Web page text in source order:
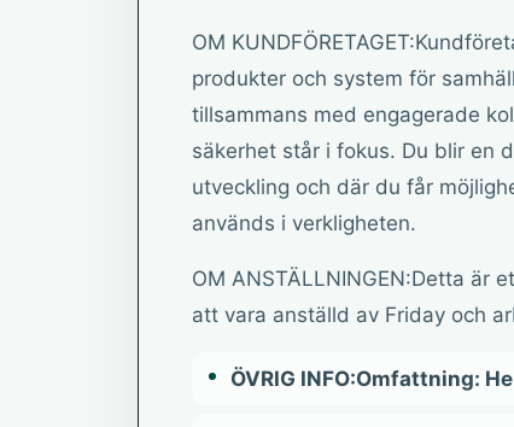
OM
produkter och system för
tillsammans med engagerade
säkerhet står i fokus. Du blir en
utveckling och där du får
används i verkligheten.
OM ANSTÄLLNINGEN:Detta är
att vara anställd av Friday och
ÖVRIG INFO:Omfattning: